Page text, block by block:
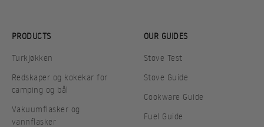
PRODUCTS
Turkjøkken
Redskaper og kokekar for
camping og bål
Vakuumflasker og
vannflasker
OUR GUIDES
Stove Test
Stove Guide
Cookware Guide
Fuel Guide